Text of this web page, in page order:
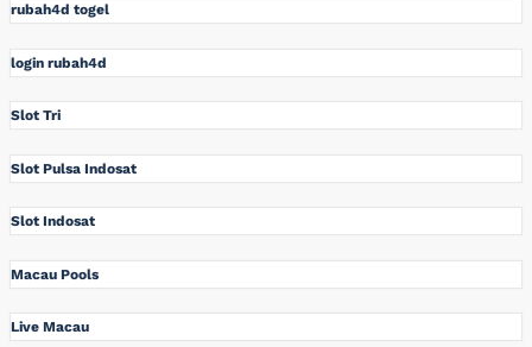
rubah4d togel
login rubah4d
Slot Tri
Slot Pulsa Indosat
Slot Indosat
Macau Pools
Live Macau